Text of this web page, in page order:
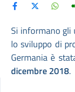
Si informano gli
lo sviluppo di
Germania è
dicembre 2018.